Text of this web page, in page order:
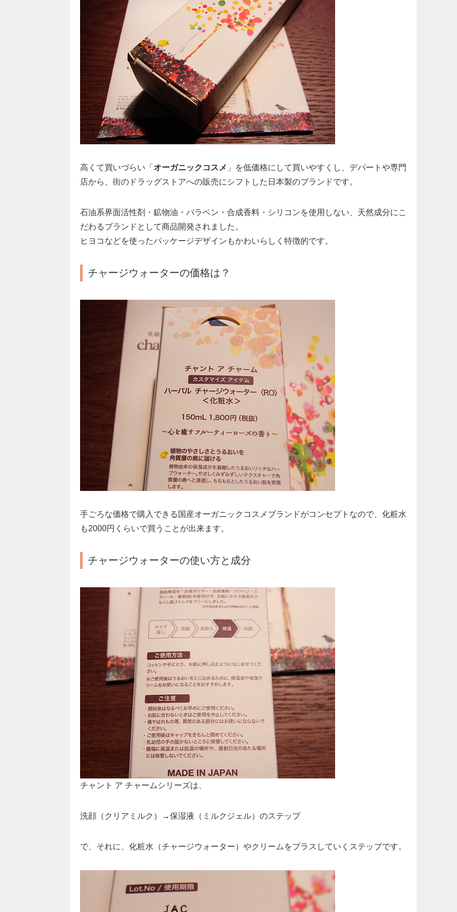
高くて買いづらい「 オーガニックコスメ 」を低価格にして買いやすくし、デパートや専門
店から、街のドラッグストアへの販売にシフトした日本製のブランドです。
石油系界面活性剤・鉱物油・パラベン・合成香料・シリコンを使用しない、天然成分にこ
だわるブランドとして商品開発されました。
ヒヨコなどを使ったパッケージデザインもかわいらしく特徴的です。
チャージウォーターの価格は？
手ごろな価格で購入できる国産オーガニックコスメブランドがコンセプトなので、化粧水
も2000円くらいで買うことが出来ます。
チャージウォーターの使い方と成分
チャント ア チャームシリーズは、
洗顔（クリアミルク）→保湿液（ミルクジェル）のステップ
で、それに、化粧水（チャージウォーター）やクリームをプラスしていくステップです。